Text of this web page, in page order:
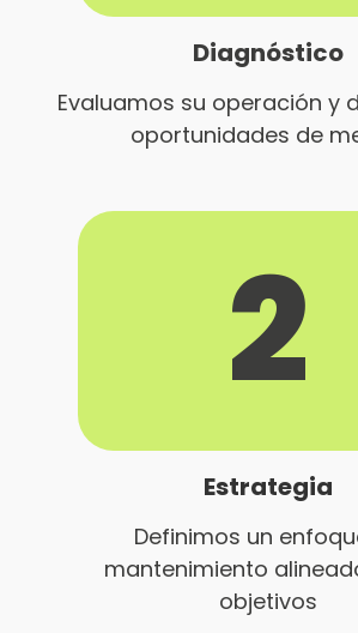
Diagnóstico
Evaluamos su operación y
oportunidades de
2
Estrategia
Definimos un
mantenimiento
objetivos